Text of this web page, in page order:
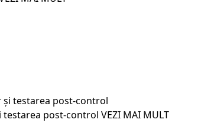
testarea post-control VEZI MAI MULT